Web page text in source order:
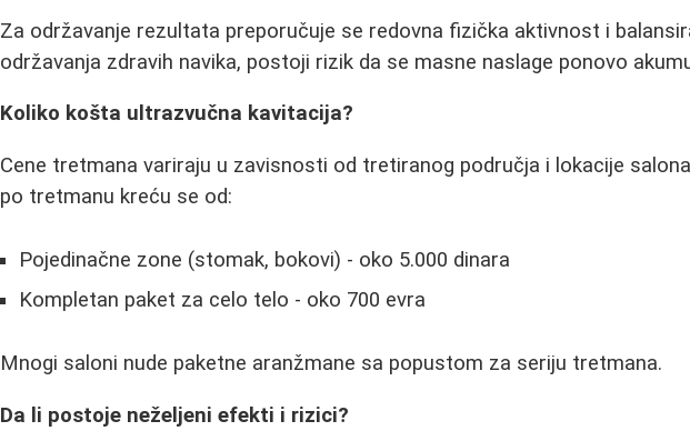
Za održavanje rezultata preporučuje se redovna fizička aktivnost i
održavanja zdravih navika, postoji rizik da se masne naslage ponovo
Koliko košta ultrazvučna kavitacija?
Cene tretmana variraju u zavisnosti od tretiranog područja i lokacije
po tretmanu kreću se od:
Pojedinačne zone (stomak, bokovi) - oko 5.000 dinara
Kompletan paket za celo telo - oko 700 evra
Mnogi saloni nude paketne aranžmane sa popustom za seriju tretmana.
Da li postoje neželjeni efekti i rizici?